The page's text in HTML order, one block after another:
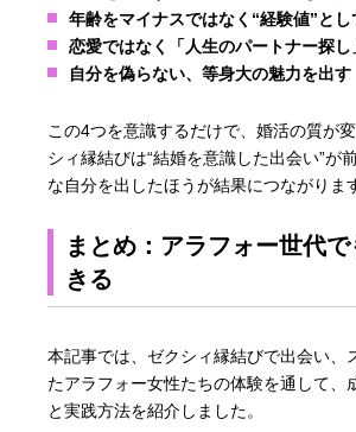
年齢をマイナスではなく“経験値”とし
恋愛ではなく「人生のパートナー探し
自分を偽らない、等身大の魅力を出す
この4つを意識するだけで、婚活の質が
シィ縁結びは“結婚を意識した出会い”が
な自分を出したほうが結果につながりま
まとめ：アラフォー世代
きる
本記事では、ゼクシィ縁結びで出会い、
たアラフォー女性たちの体験を通して、
と実践方法を紹介しました。